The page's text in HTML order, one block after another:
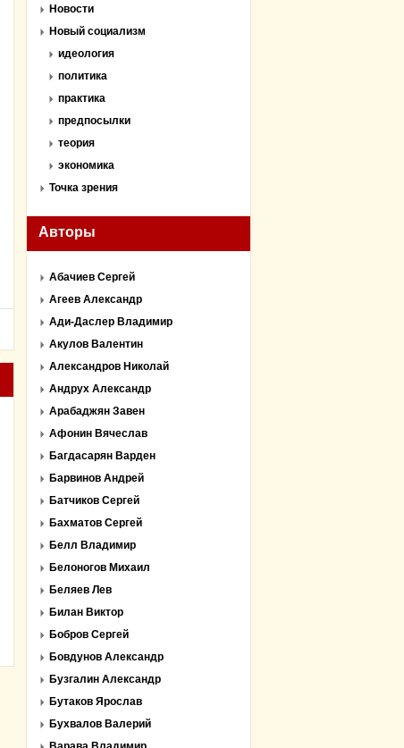
Новости
Новый социализм
идеология
политика
практика
предпосылки
теория
экономика
Точка зрения
Авторы
Абачиев Сергей
Агеев Александр
Ади-Даслер Владимир
Акулов Валентин
Александров Николай
Андрух Александр
Арабаджян Завен
Афонин Вячеслав
Багдасарян Варден
Барвинов Андрей
Батчиков Сергей
Бахматов Сергей
Белл Владимир
Белоногов Михаил
Беляев Лев
Билан Виктор
Бобров Сергей
Бовдунов Александр
Бузгалин Александр
Бутаков Ярослав
Бухвалов Валерий